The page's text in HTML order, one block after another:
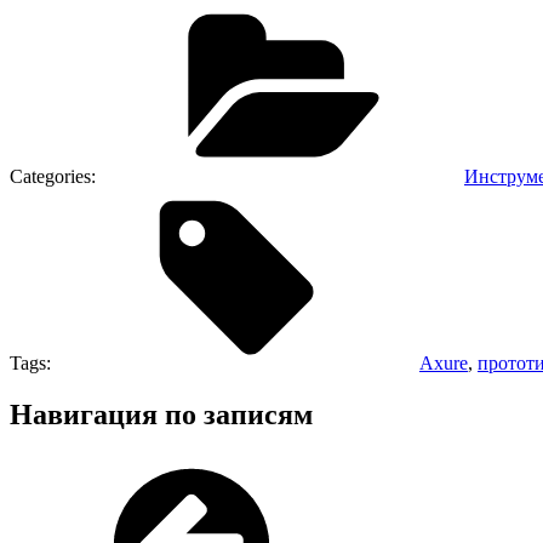
Categories:
Tags: Axure,
Навигация по записям